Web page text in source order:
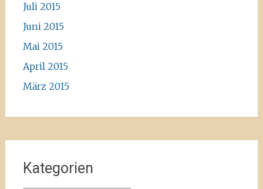
Juli 2015
Juni 2015
Mai 2015
April 2015
März 2015
Kategorien